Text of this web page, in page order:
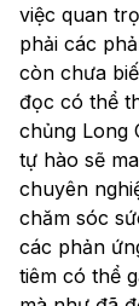
việc quan
phải các
còn chưa
đọc có thể
chủng Long
tự hào sẽ
chuyên
chăm sóc
các phản
tiêm có thể